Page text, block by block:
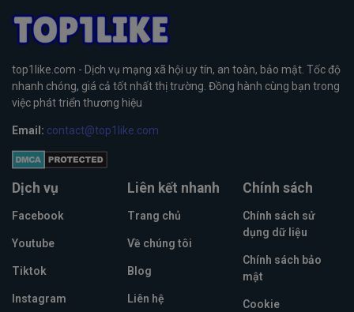
top1like.com - Dịch vụ mạng xã hội uy tín, an toàn, bảo mật. Tốc độ
nhanh chóng, giá cả tốt nhất thị trường. Đồng hành cùng bạn trong
việc phát triển thương hiệu
Email: contact@top1like.com
Dịch vụ
Facebook
Youtube
Tiktok
Instagram
Liên kết nhanh
Trang chủ
Về chúng tôi
Blog
Liên hệ
Chính sách
Chính sách sử
dụng dữ liệu
Chính sách bảo
mật
Cookie